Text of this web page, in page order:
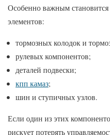
Особенно важным
элементов:
тормозных колодок и
рулевых компонентов;
деталей подвески;
кпп камаз;
шин и ступичных узлов.
Если один из этих
рискует потерять